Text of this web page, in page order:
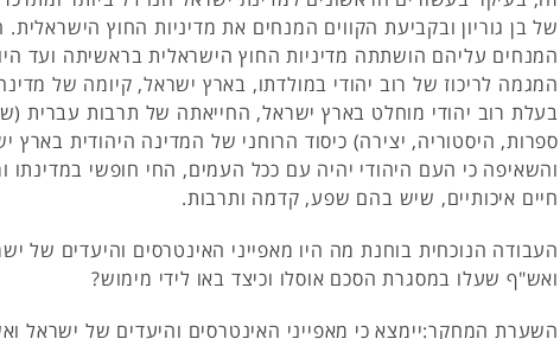
של בן גוריון ובקביעת הקווים המנחים את מדיניות החוץ הישראלית.
המנחים עליהם הושתתה מדיניות החוץ הישראלית בראשיתה ועד
המגמה לריכוז של רוב יהודי במולדתו, בארץ ישראל, קיומה של
בעלת רוב יהודי מוחלט בארץ ישראל, החייאתה של תרבות עברית
ספרות, היסטוריה, יצירה) כיסוד הרוחני של המדינה היהודית בארץ
והשאיפה כי העם היהודי יהיה עם ככל העמים, החי חופשי במדינתו
חיים איכותיים, שיש בהם שפע, קדמה ותרבות.
העבודה הנוכחית בוחנת מה היו מאפייני האינטרסים והיעדים של
ואש"ף שעלו במסגרת הסכם אוסלו וכיצד באו לידי מימוש?
השערת המחקר:יימצא כי מאפייני האינטרסים והיעדים של ישראל